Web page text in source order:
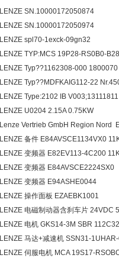
LENZE SN.10000172050874
LENZE SN.10000172050974
LENZE spl70-1exck-09gn32
LENZE TYP:MCS 19P28-RS0B0-
LENZE Typ??1162308-000
LENZE Typ??MDFKAIG112-22
LENZE Type:2102 IB
LENZE U0204 2.15A 0.75KW
Lenze Vertrieb GmbH Region Nord
LENZE 备件 E84AVSCE1134VX0
LENZE 变频器 E82EV113-4C200
LENZE 变频器 E84AVSCE2224SX0
LENZE 变频器 E94ASHE0044
LENZE 操作面板 EZAEBK1001
LENZE 电磁制动器含刹车片 24VDC
LENZE 电机 GKS14-3M SBR
LENZE 马达+减速机 SSN31-
LENZE 伺服电机 MCA 19S17-